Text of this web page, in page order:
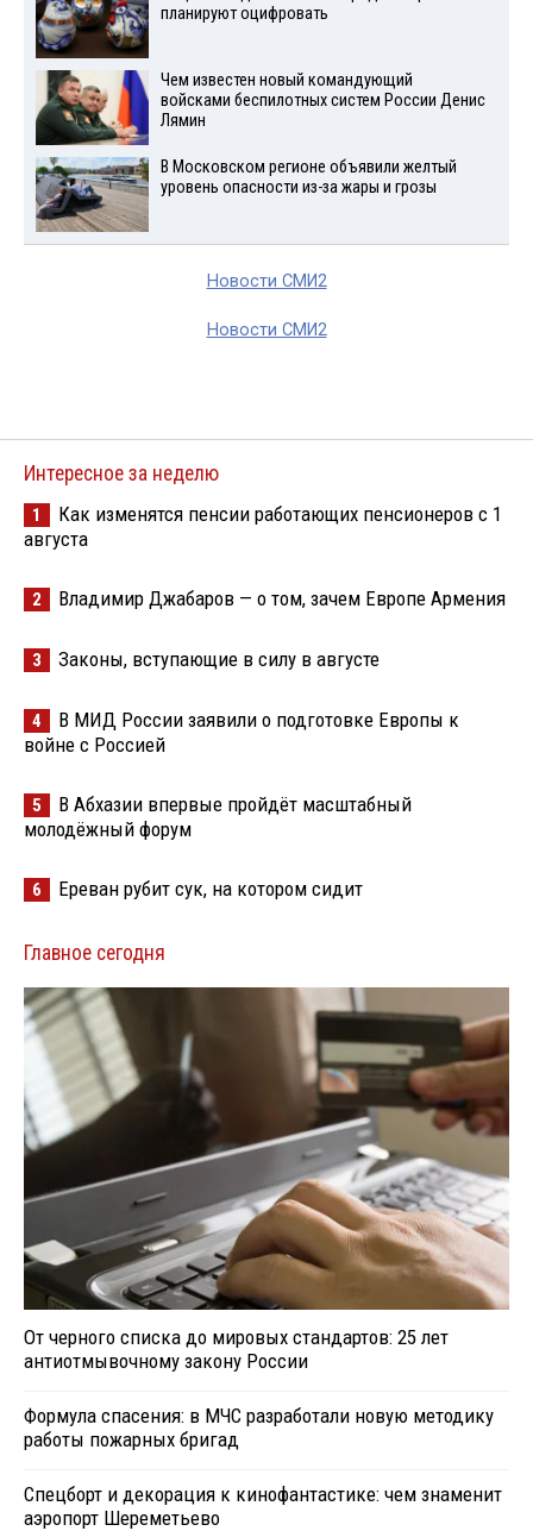
планируют оцифровать
Чем известен новый командующий
войсками беспилотных систем России Денис
Лямин
В Московском регионе объявили желтый
уровень опасности из-за жары и грозы
Новости СМИ2
Новости СМИ2
Интересное за неделю
1
Как изменятся пенсии работающих пенсионеров с 1
августа
2 Владимир Джабаров — о том, зачем Европе Армения
3 Законы, вступающие в силу в августе
4
В МИД России заявили о подготовке Европы к
войне с Россией
5
В Абхазии впервые пройдёт масштабный
молодёжный форум
6 Ереван рубит сук, на котором сидит
Главное сегодня
От черного списка до мировых стандартов: 25 лет
антиотмывочному закону России
Формула спасения: в МЧС разработали новую методику
работы пожарных бригад
Спецборт и декорация к кинофантастике: чем знаменит
аэропорт Шереметьево